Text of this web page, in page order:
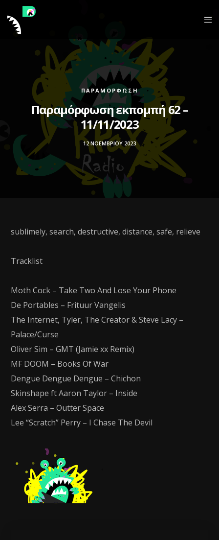
ΠΑΡΑΜΌΡΦΩΣΗ
Παραμόρφωση εκπομπή 62 –
11/11/2023
12 ΝΟΕΜΒΡΊΟΥ 2023
sublimely, search, destructive, distance, safe, relieve
Tracklist
Moth Cock – Take Two And Lose Your Phone
De Portables – Frituur Vangelis
The Internet, Tyler, The Creator & Steve Lacy –
Palace/Curse
Oliver Sim – GMT (Jamie xx Remix)
MF DOOM – Books Of War
Dengue Dengue Dengue – Chichon
Skinshape ft Aaron Taylor – Inside
Alex Serra – Outter Space
Lee “Scratch” Perry – I Chase The Devil